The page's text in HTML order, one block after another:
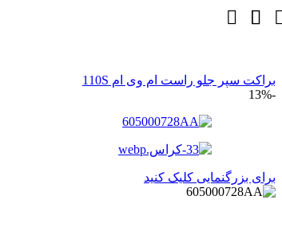
براکت سپر جلو راست ام وی ام 110S
-13%
برای بزرگنمایی کلیک کنید